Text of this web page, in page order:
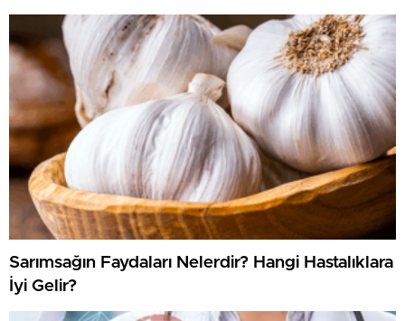
Sarımsağın Faydaları Nelerdir? Hangi Hastalıklara
İyi Gelir?